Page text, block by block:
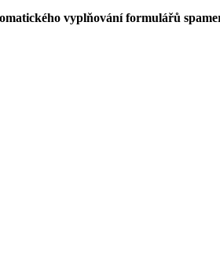
vyplňování formulářů